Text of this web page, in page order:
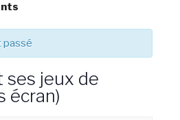
passé
ses jeux de
écran)